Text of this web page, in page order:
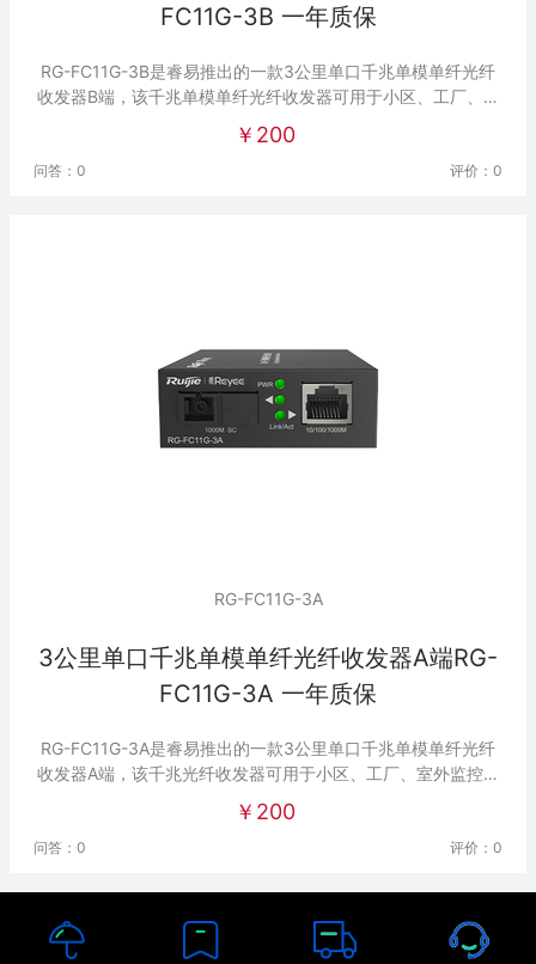
FC11G-3B 一年质保
RG-FC11G-3B是睿易推出的一款3公里单口千兆单模单纤光纤
收发器B端，该千兆单模单纤光纤收发器可用于小区、工厂、室
外监控等场景。
￥200
问答：0 评价：0
RG-FC11G-3A
3公里单口千兆单模单纤光纤收发器A端RG-
FC11G-3A 一年质保
RG-FC11G-3A是睿易推出的一款3公里单口千兆单模单纤光纤
收发器A端，该千兆光纤收发器可用于小区、工厂、室外监控等
场景。
￥200
问答：0 评价：0